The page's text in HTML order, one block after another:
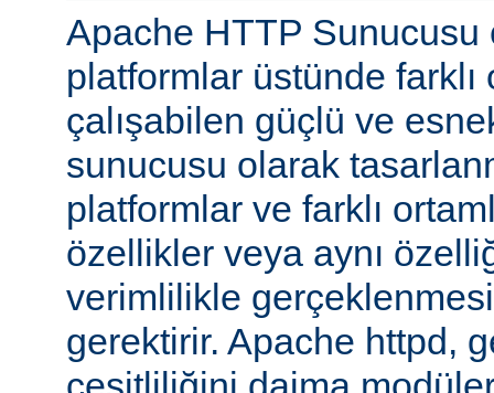
Apache HTTP Sunucusu
platformlar üstünde farklı
çalışabilen güçlü ve
sunucusu olarak
platformlar ve farklı
özellikler veya aynı
verimlilikle
gerektirir. Apache httpd,